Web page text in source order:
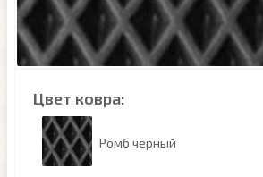
Цвет ковра:
Ромб чёрный